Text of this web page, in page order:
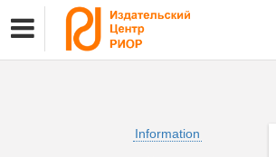
Information